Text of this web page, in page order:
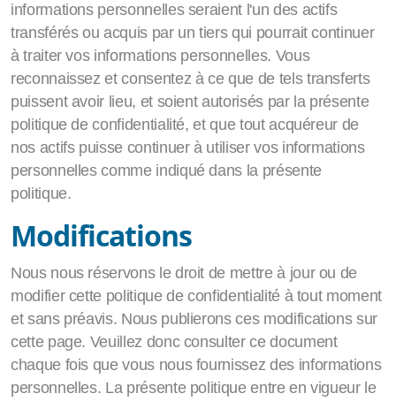
informations personnelles seraient l'un des actifs
transférés ou acquis par un tiers qui pourrait continuer
à traiter vos informations personnelles. Vous
reconnaissez et consentez à ce que de tels transferts
puissent avoir lieu, et soient autorisés par la présente
politique de confidentialité, et que tout acquéreur de
nos actifs puisse continuer à utiliser vos informations
personnelles comme indiqué dans la présente
politique.
Modifications
Nous nous réservons le droit de mettre à jour ou de
modifier cette politique de confidentialité à tout moment
et sans préavis. Nous publierons ces modifications sur
cette page. Veuillez donc consulter ce document
chaque fois que vous nous fournissez des informations
personnelles. La présente politique entre en vigueur le